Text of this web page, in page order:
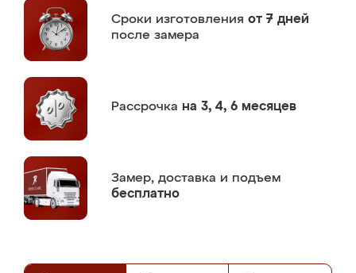
Сроки изготовления от 7 дней
после замера
Рассрочка на 3, 4, 6 месяцев
Замер, доставка и подъем
бесплатно